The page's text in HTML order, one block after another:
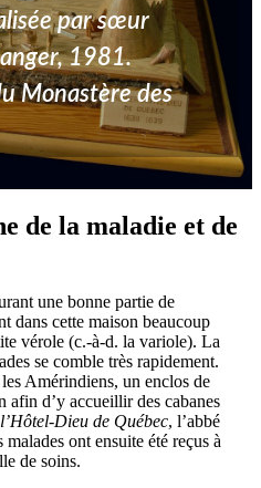
par sœur
1981.
Monastère des
de la maladie et de
une bonne partie de
dans cette maison beaucoup
vérole (c.-à-d. la variole). La
se comble très rapidement.
Amérindiens, un enclos de
afin d’y accueillir des cabanes
Dieu de Québec, l’abbé
ont ensuite été reçus à
de soins.